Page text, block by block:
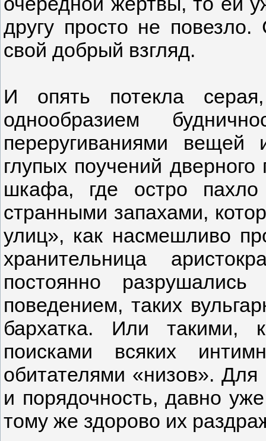
другу просто не
свой добрый взгляд.
И опять потекла
однообразием
переругиваниями
глупых поучений
шкафа, где остро
странными запахами,
улиц», как насмешливо
хранительница
постоянно
поведением, таких
бархатка. Или такими,
поисками всяких
обитателями «низов». Для
и порядочность, давно
тому же здорово их